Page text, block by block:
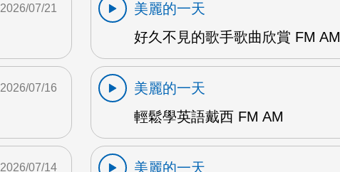
2026/07/21
美麗的一天
好久不見的歌手歌曲欣賞 FM AM
2026/07/16
美麗的一天
輕鬆學英語戴西 FM AM
2026/07/14
美麗的一天